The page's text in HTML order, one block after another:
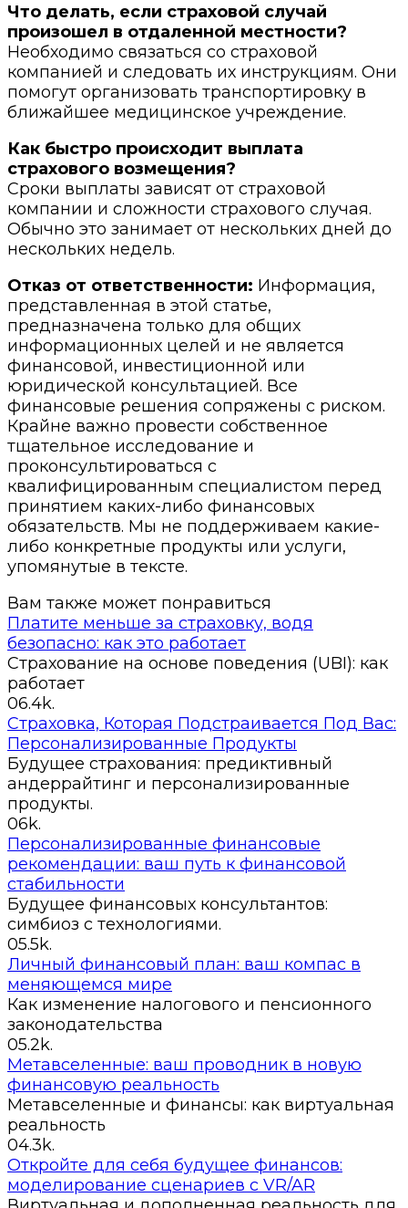
Что делать, если страховой случай
произошел в отдаленной местности?
Необходимо связаться со страховой
компанией и следовать их инструкциям. Они
помогут организовать транспортировку в
ближайшее медицинское учреждение.
Как быстро происходит выплата
страхового возмещения?
Сроки выплаты зависят от страховой
компании и сложности страхового случая.
Обычно это занимает от нескольких дней до
нескольких недель.
Отказ от ответственности: Информация,
представленная в этой статье,
предназначена только для общих
информационных целей и не является
финансовой, инвестиционной или
юридической консультацией. Все
финансовые решения сопряжены с риском.
Крайне важно провести собственное
тщательное исследование и
проконсультироваться с
квалифицированным специалистом перед
принятием каких-либо финансовых
обязательств. Мы не поддерживаем какие-
либо конкретные продукты или услуги,
упомянутые в тексте.
Вам также может понравиться
Платите меньше за страховку, водя
безопасно: как это работает
Страхование на основе поведения (UBI): как
работает
06.4k.
Страховка, Которая Подстраивается Под Вас:
Персонализированные Продукты
Будущее страхования: предиктивный
андеррайтинг и персонализированные
продукты.
06k.
Персонализированные финансовые
рекомендации: ваш путь к финансовой
стабильности
Будущее финансовых консультантов:
симбиоз с технологиями.
05.5k.
Личный финансовый план: ваш компас в
меняющемся мире
Как изменение налогового и пенсионного
законодательства
05.2k.
Метавселенные: ваш проводник в новую
финансовую реальность
Метавселенные и финансы: как виртуальная
реальность
04.3k.
Откройте для себя будущее финансов:
моделирование сценариев с VR/AR